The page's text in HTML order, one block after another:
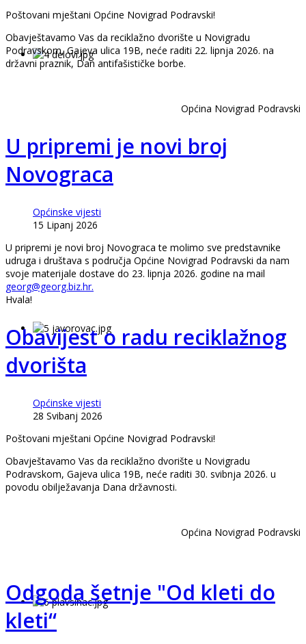
Poštovani mještani Općine Novigrad Podravski!
Obavještavamo Vas da reciklažno dvorište u Novigradu
Podravskom, Gajeva ulica 19B, neće raditi 22. lipnja 2026. na
državni praznik, Dan antifašističke borbe.
Općina Novigrad Podravski
U pripremi je novi broj
Novograca
Općinske vijesti
15 Lipanj 2026
U pripremi je novi broj Novograca te molimo sve predstavnike
udruga i društava s područja Općine Novigrad Podravski da nam
svoje materijale dostave do 23. lipnja 2026. godine na mail
georg@georg.biz.hr.
Hvala!
Obavijest o radu reciklažnog
dvorišta
Općinske vijesti
28 Svibanj 2026
Poštovani mještani Općine Novigrad Podravski!
Obavještavamo Vas da reciklažno dvorište u Novigradu
Podravskom, Gajeva ulica 19B, neće raditi 30. svibnja 2026. u
povodu obilježavanja Dana državnosti.
Općina Novigrad Podravski
Odgoda šetnje "Od kleti do
kleti“